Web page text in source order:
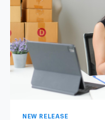
NEW RELEASE